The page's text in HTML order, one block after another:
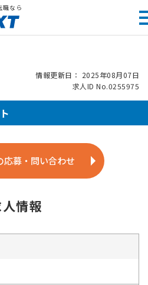
職なら
情報更新日： 2025年08月07日
求人ID No.0255975
応募・問い合わせ
情報